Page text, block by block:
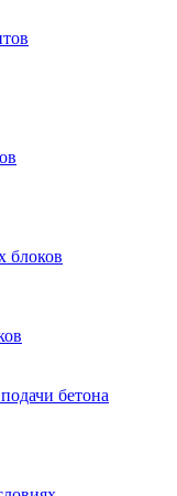
блоков
бетона